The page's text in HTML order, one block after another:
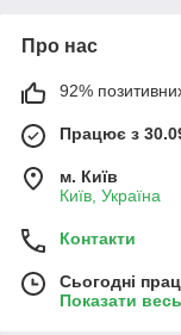
Відправка
Онлайн
Про нас
92% позитивних
Працює з
м. Київ
Київ, Україна
Контакти
Сьогодні
Показати